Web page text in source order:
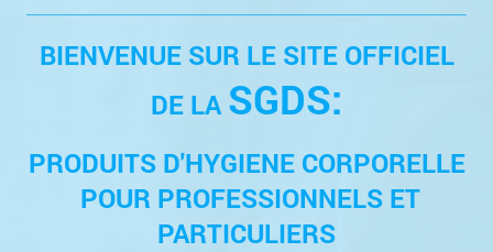
BIENVENUE SUR LE SITE OFFICIEL
DE LASGDS:
PRODUITS D'HYGIENE CORPORELLE
POUR PROFESSIONNELS ET
PARTICULIERS